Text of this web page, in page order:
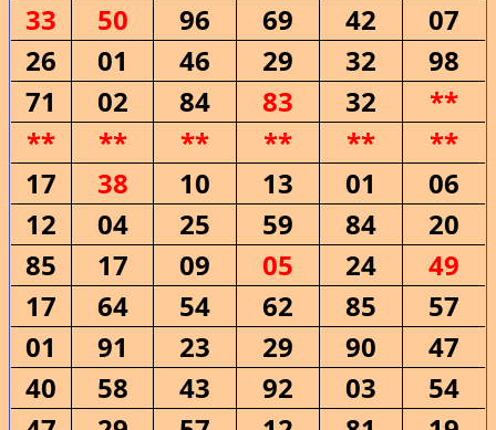
33
50 96 69 42
07
26
01 46 29 32
98
71
02 84 83 32
**
**
** ** ** **
**
17
38 10 13 01
06
12
04 25 59 84
20
85
17 09 05 24
49
17
64 54 62 85
57
01
91 23 29 90
47
40
58 43 92 03
54